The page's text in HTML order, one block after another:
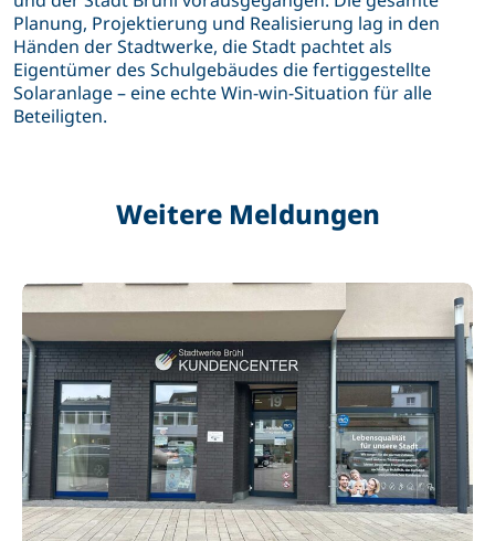
Planung, Projektierung und Realisierung lag in den
Händen der Stadtwerke, die Stadt pachtet als
Eigentümer des Schulgebäudes die fertiggestellte
Solaranlage – eine echte Win-win-Situation für alle
Beteiligten.
Weitere Meldungen